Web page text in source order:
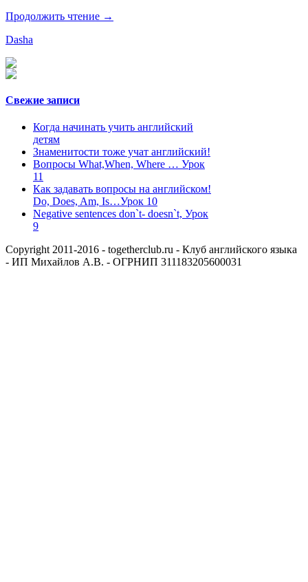
Продолжить чтение →
Dasha
Свежие записи
Когда начинать учить английский
детям
Знаменитости тоже учат английский!
Вопросы What,When, Where … Урок
11
Как задавать вопросы на английском!
Do, Does, Am, Is…Урок 10
Negative sentences don`t- doesn`t, Урок
9
Copyright 2011-2016 - togetherclub.ru - Клуб английского языка
- ИП Михайлов А.В. - ОГРНИП 311183205600031